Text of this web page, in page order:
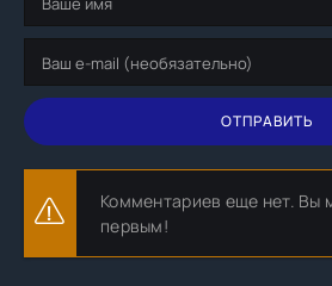
ОТПРАВИТЬ
Комментариев еще нет. Вы
первым!